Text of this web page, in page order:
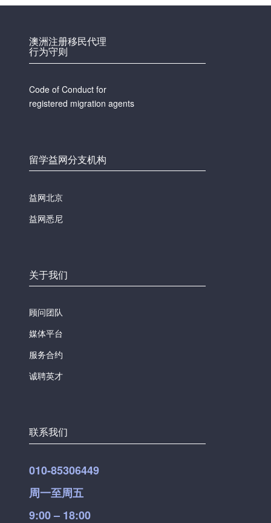
澳洲注册移民代理
行为守则
Code of Conduct for
registered migration agents
留学益网分支机构
益网北京
益网悉尼
关于我们
顾问团队
媒体平台
服务合约
诚聘英才
联系我们
010-85306449
周一至周五
9:00 – 18:00